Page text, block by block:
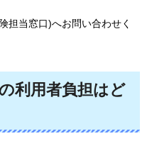
担当窓口)へお問い合わせく
利用者負担はど